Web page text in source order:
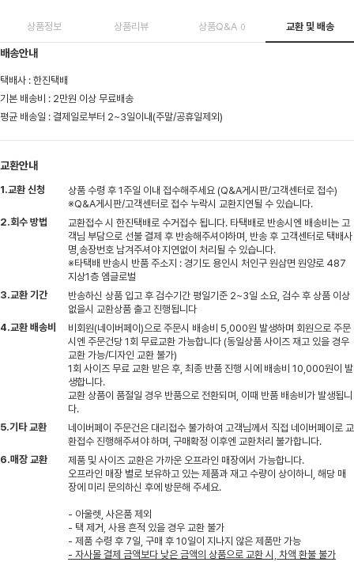
상품정보 상품리뷰 상품Q&A 0 교환 및 배송
배송안내
택배사 : 한진택배
기본 배송비 : 2만원 이상 무료배송
평균 배송일 : 결제일로부터 2~3일이내(주말/공휴일제외)
교환안내
1.교환 신청
상품 수령 후 1주일 이내 접수해주세요 (Q&A게시판/고객센터로 접수)
※Q&A게시판/고객센터로 접수 누락시 교환지연될 수 있습니다.
2.회수 방법
교환접수 시 한진택배로 수거접수 됩니다. 타택배로 반송시엔 배송비는 고
객님 부담으로 선불 결제 후 반송해주셔야하며, 반송 후 고객센터로 택배사
명,송장번호 남겨주셔야 지연없이 처리될 수 있습니다.
※타택배 반송시 반품 주소지 : 경기도 용인시 처인구 원삼면 원양로 487
지상1층 엠글로벌
3.교환 기간
반송하신 상품 입고 후 검수기간 평일기준 2~3일 소요, 검수 후 상품 이상
없을시 교환상품 출고 진행됩니다
4.교환 배송비
비회원(네이버페이)으로 주문시 배송비 5,000원 발생하며 회원으로 주문
시엔 주문건당 1회 무료교환 가능합니다 (동일상품 사이즈 재고 있을 경우
교환 가능/디자인 교환 불가)
1회 사이즈 무료 교환 받은 후, 최종 반품 진행 시에 배송비 10,000원이 발
생합니다.
교환 상품이 품절일 경우 반품으로 전환되며, 이때 반품 배송비가 발생됩니
다.
5.기타 교환
네이버페이 주문건은 대리접수 불가하여 고객님께서 직접 네이버페이로 교
환접수 진행해주셔야 하며, 구매확정 이후엔 교환처리 불가합니다.
6.매장 교환
제품 및 사이즈 교환은 가까운 오프라인 매장에서 가능합니다.
오프라인 매장 별로 보유하고 있는 제품과 재고 수량이 상이하니, 해당 매
장에 미리 문의하신 후에 방문해 주세요.
- 아울렛, 사은품 제외
- 택 제거, 사용 흔적 있을 경우 교환 불가
- 제품 수령 후 7일, 구매 후 10일이 지나지 않은 제품만 가능
- 자사몰 결제 금액보다 낮은 금액의 상품으로 교환 시, 차액 환불 불가